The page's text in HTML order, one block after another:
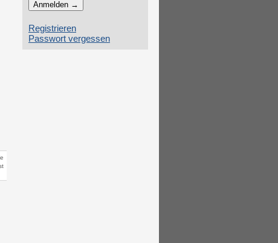
Registrieren
Passwort vergessen